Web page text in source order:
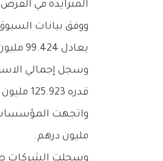
‬المتزايدة‭ ‬في‭ ‬الفرص‭ ‬الاستثمارية‭ ‬التي‭ ‬يوفرها‭ ‬السوق‭.‬
‬يعادل‭ ‬99‭.‬424‭ ‬مليون‭ ‬دولار‭.‬
‬قدره‭ ‬125‭.‬923‭ ‬مليون‭ ‬درهم،‭ ‬نتيجة‭ ‬مبيعات‭ ‬بلغت‭ ‬621‭.‬774‭ ‬مليون‭ ‬درهم‭ ‬ومشتريات‭ ‬بقيمة‭ ‬495‭.‬850‭ ‬مليون‭ ‬درهم‭.‬
‬مليون‭ ‬درهم‭.‬